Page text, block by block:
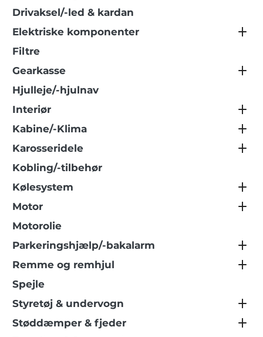
Drivaksel/-led & kardan
Elektriske komponenter
Filtre
Gearkasse
Hjulleje/-hjulnav
Interiør
Kabine/-Klima
Karosseridele
Kobling/-tilbehør
Kølesystem
Motor
Motorolie
Parkeringshjælp/-bakalarm
Remme og remhjul
Spejle
Styretøj & undervogn
Støddæmper & fjeder